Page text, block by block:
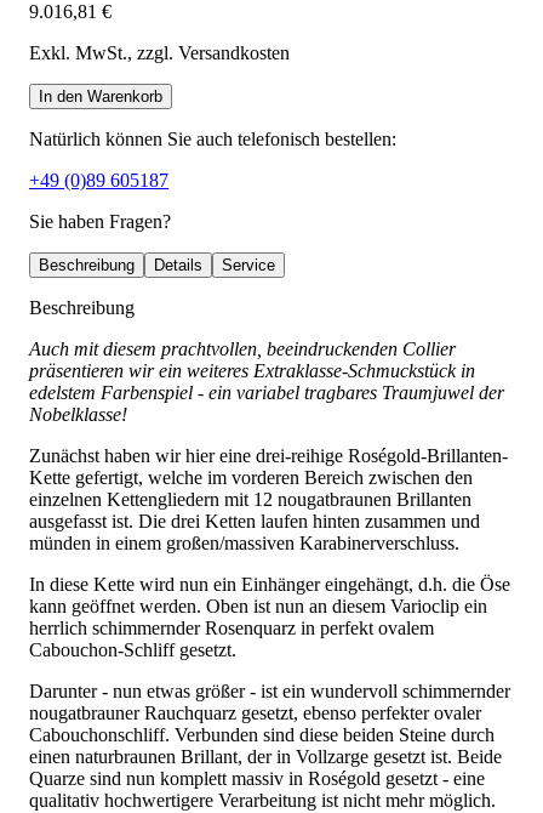
9.016,81 €
Exkl. MwSt., zzgl. Versandkosten
In den Warenkorb
Natürlich können Sie auch telefonisch bestellen:
+49 (0)89 605187
Sie haben Fragen?
Beschreibung Details Service
Beschreibung
Auch mit diesem prachtvollen, beeindruckenden Collier
präsentieren wir ein weiteres Extraklasse-Schmuckstück in
edelstem Farbenspiel - ein variabel tragbares Traumjuwel der
Nobelklasse!
Zunächst haben wir hier eine drei-reihige Roségold-Brillanten-
Kette gefertigt, welche im vorderen Bereich zwischen den
einzelnen Kettengliedern mit 12 nougatbraunen Brillanten
ausgefasst ist. Die drei Ketten laufen hinten zusammen und
münden in einem großen/massiven Karabinerverschluss.
In diese Kette wird nun ein Einhänger eingehängt, d.h. die Öse
kann geöffnet werden. Oben ist nun an diesem Varioclip ein
herrlich schimmernder Rosenquarz in perfekt ovalem
Cabouchon-Schliff gesetzt.
Darunter - nun etwas größer - ist ein wundervoll schimmernder
nougatbrauner Rauchquarz gesetzt, ebenso perfekter ovaler
Cabouchonschliff. Verbunden sind diese beiden Steine durch
einen naturbraunen Brillant, der in Vollzarge gesetzt ist. Beide
Quarze sind nun komplett massiv in Roségold gesetzt - eine
qualitativ hochwertigere Verarbeitung ist nicht mehr möglich.